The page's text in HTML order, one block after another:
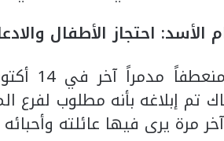
الأسد: احتجاز الأطفال
تم إبلاغه بأنه مطلوب
مرة يرى فيها عائلته